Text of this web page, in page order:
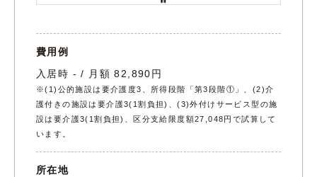
費用例
入居時 - / 月額 82,890円
※(1)公的施設は要介護度3、所得段階「第3段階①」、(2)介
護付きの施設は要介護3(1割負担)、(3)外付けサービス型の施
設は要介護3(1割負担)、区分支給限度額27,048円で試算して
います。
所在地